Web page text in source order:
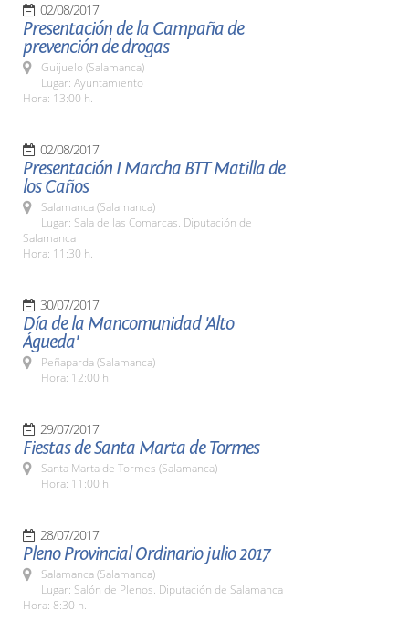
02/08/2017
Presentación de la Campaña de
prevención de drogas
Guijuelo (Salamanca)
Lugar: Ayuntamiento
Hora: 13:00 h.
02/08/2017
Presentación I Marcha BTT Matilla de
los Caños
Salamanca (Salamanca)
Lugar: Sala de las Comarcas. Diputación de
Salamanca
Hora: 11:30 h.
30/07/2017
Día de la Mancomunidad 'Alto
Águeda'
Peñaparda (Salamanca)
Hora: 12:00 h.
29/07/2017
Fiestas de Santa Marta de Tormes
Santa Marta de Tormes (Salamanca)
Hora: 11:00 h.
28/07/2017
Pleno Provincial Ordinario julio 2017
Salamanca (Salamanca)
Lugar: Salón de Plenos. Diputación de Salamanca
Hora: 8:30 h.